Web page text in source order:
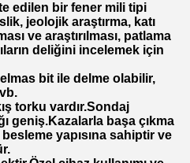
edilen bir fener mili tipi
jeolojik araştırma, katı
ve araştırılması, patlama
deliğini incelemek için
bit ile delme olabilir,
torku vardır.Sondaj
geniş.Kazalarla başa çıkma
yapısına sahiptir ve